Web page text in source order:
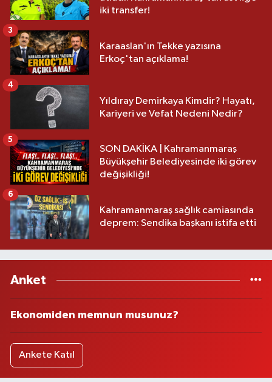
iki transfer!
Karaaslan'ın Tekke yazısına
Erkoç'tan açıklama!
3
Yıldıray Demirkaya Kimdir? Hayatı,
Kariyeri ve Vefat Nedeni Nedir?
4
SON DAKİKA | Kahramanmaraş
Büyükşehir Belediyesinde iki görev
değişikliği!
5
Kahramanmaraş sağlık camiasında
deprem: Sendika başkanı istifa etti
6
Anket
Ekonomiden memnun musunuz?
Ankete Katıl